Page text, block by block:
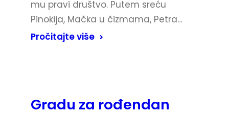
mu pravi društvo. Putem sreću
Pinokija, Mačka u čizmama, Petra…
Pročitajte više
Gradu za rođendan